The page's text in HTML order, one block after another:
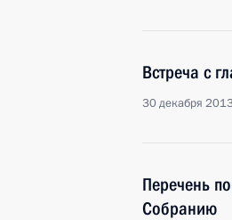
Встреча с
30 декабря
Перечень
Собранию